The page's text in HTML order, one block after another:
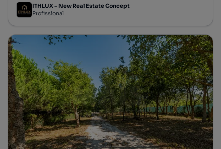
ITHLUX - New Real Estate Concept
Profissional